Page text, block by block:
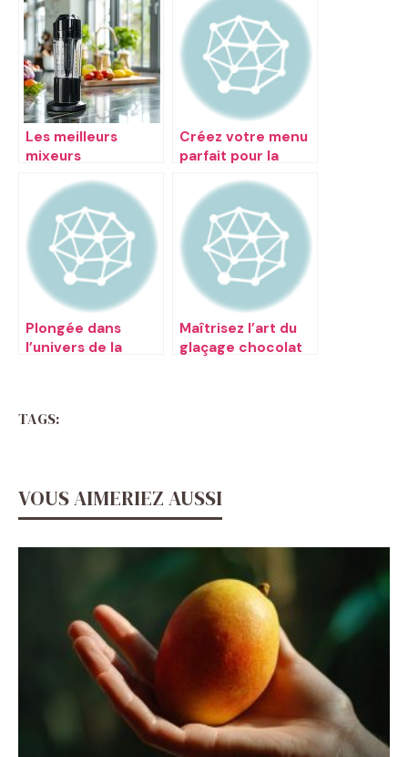
Les meilleurs
mixeurs
2019
Créez votre menu
parfait pour la
Plongée dans
l’univers de la
Maîtrisez l’art du
glaçage chocolat
TAGS:
VOUS AIMERIEZ AUSSI